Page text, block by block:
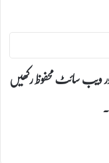
ویب سائٹ محفوظ رکھیں